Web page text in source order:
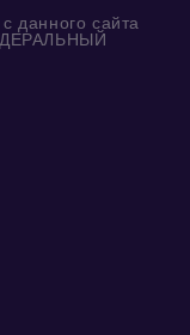
данного сайта